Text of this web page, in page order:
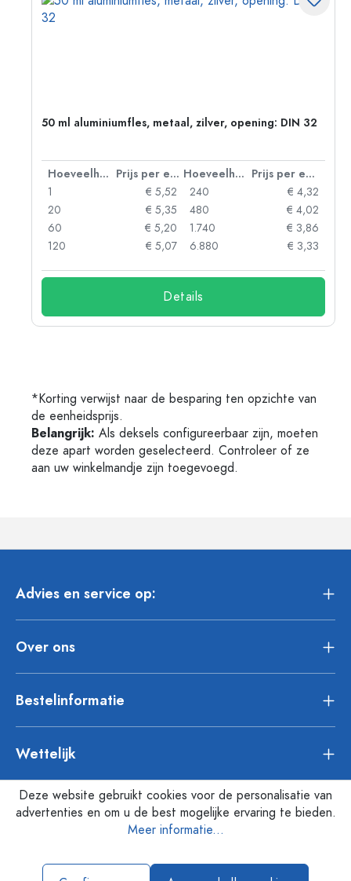
50 ml aluminiumfles, metaal, zilver, opening: DIN 32
Hoeveelheid Prijs per eenheid Hoeveelheid
Prijs per eenheid
1
€ 5,52
20
€ 5,35
60
€ 5,20
120
€ 5,07
240
€ 4,32
480
€ 4,02
1.740
€ 3,86
6.880
€ 3,33
Details
*Korting verwijst naar de besparing ten opzichte van
de eenheidsprijs.
Belangrijk: Als deksels configureerbaar zijn, moeten
deze apart worden geselecteerd. Controleer of ze
aan uw winkelmandje zijn toegevoegd.
Advies en service op:
Over ons
Bestelinformatie
Wettelijk
Deze website gebruikt cookies voor de personalisatie van
advertenties en om u de best mogelijke ervaring te bieden.
Meer informatie...